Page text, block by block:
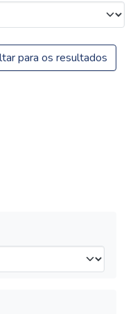
para os resultados